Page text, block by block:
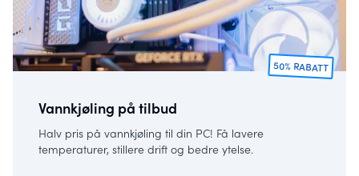
50% RABATT
Vannkjøling på tilbud
Halv pris på vannkjøling til din PC! Få lavere
temperaturer, stillere drift og bedre ytelse.